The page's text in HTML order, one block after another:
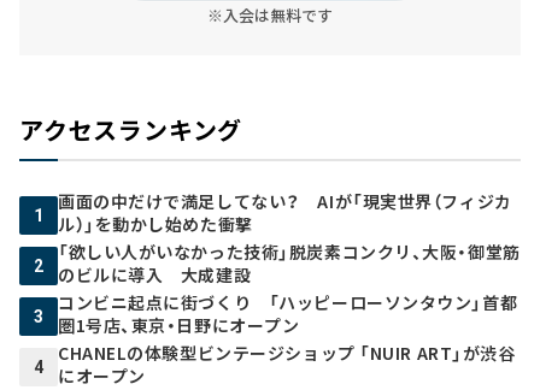
※入会は無料です
アクセスランキング
1
画面の中だけで満足してない？ AIが「現実世界（フィジカ
ル）」を動かし始めた衝撃
2
「欲しい人がいなかった技術」脱炭素コンクリ、大阪・御堂筋
のビルに導入 大成建設
3
コンビニ起点に街づくり 「ハッピーローソンタウン」首都
圏1号店、東京・日野にオープン
4
CHANELの体験型ビンテージショップ 「NUIR ART」が渋谷
にオープン